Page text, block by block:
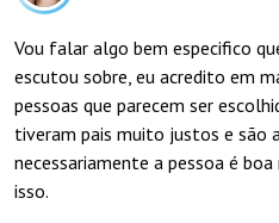
Vou falar algo bem especifico
escutou sobre, eu acredito em
pessoas que parecem ser
tiveram pais muito justos e são
necessariamente a pessoa é
isso.